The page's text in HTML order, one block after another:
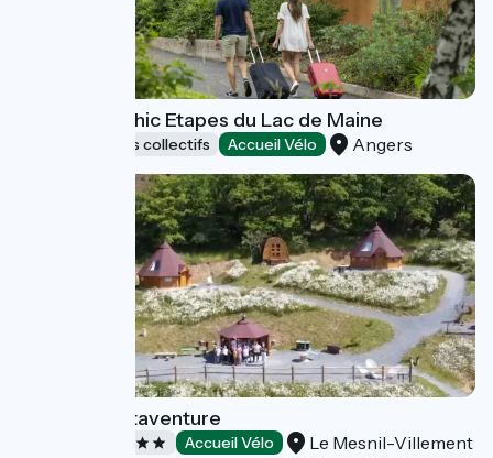
Auberge - Ethic Etapes du Lac de Maine
Hébergements collectifs Accueil Vélo Angers
Camping Kotaventure
Accueil Vélo Le Mesnil-Villement